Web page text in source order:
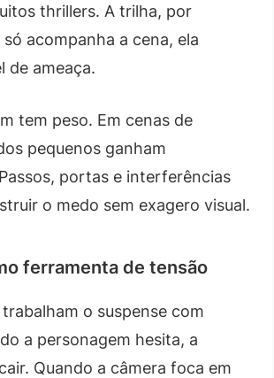
thrillers. A trilha, por
acompanha a cena, ela
de ameaça.
tem peso. Em cenas de
pequenos ganham
portas e interferências
o medo sem exagero visual.
ferramenta de tensão
o suspense com
a personagem hesita, a
Quando a câmera foca em